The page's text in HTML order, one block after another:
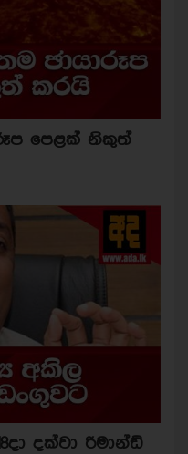
පෙළක් නිකුත්
දක්වා රිමාන්ඩ්